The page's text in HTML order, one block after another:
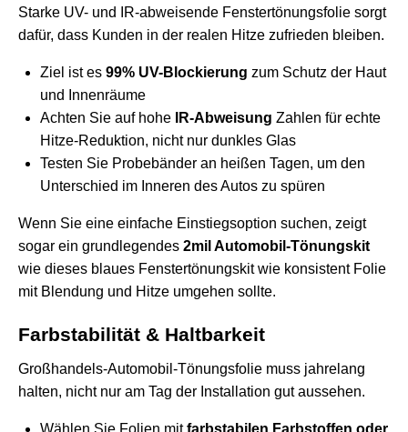
Starke UV- und IR-abweisende Fenstertönungsfolie sorgt
dafür, dass Kunden in der realen Hitze zufrieden bleiben.
Ziel ist es 99% UV-Blockierung zum Schutz der Haut
und Innenräume
Achten Sie auf hohe
IR-Abweisung Zahlen für echte
Hitze-Reduktion, nicht nur dunkles Glas
Testen Sie Probebänder an heißen Tagen, um den
Unterschied im Inneren des Autos zu spüren
Wenn Sie eine einfache Einstiegsoption suchen, zeigt
sogar ein grundlegendes 2mil Automobil-Tönungskit
wie dieses blaues Fenstertönungskitwie konsistent Folie
mit Blendung und Hitze umgehen sollte.
Farbstabilität & Haltbarkeit
Großhandels-Automobil-Tönungsfolie muss jahrelang
halten, nicht nur am Tag der Installation gut aussehen.
Wählen Sie Folien mitfarbstabilen Farbstoffen oder